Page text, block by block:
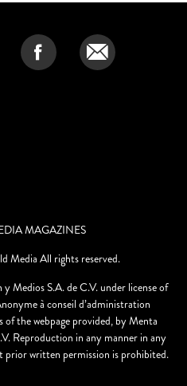
MAGAZINES
Media All rights reserved.
Medios S.A. de C.V. under license of
à conseil d’administration
of the webpage provided, by Menta
Reproduction in any manner in any
prior written permission is prohibited.